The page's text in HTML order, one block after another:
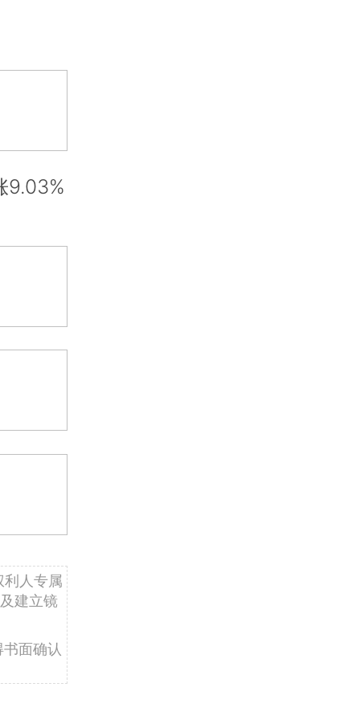
9.03%
人专属
建立镜
书面确认